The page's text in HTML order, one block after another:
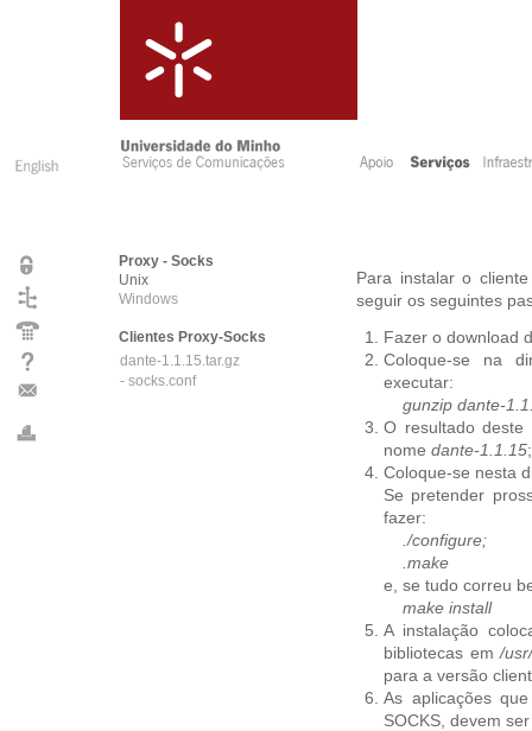
Proxy - Socks
Unix
Windows
Clientes Proxy-Socks
dante-1.1.15.tar.gz
- socks.conf
Para instalar o
seguir os seguintes
Fazer o download
Coloque-se na
executar:
gunzip dante-
O resultado
nome dante-1.1.15;
Coloque-se nesta
Se pretender
fazer:
./configure;
.make
e, se tudo correu
make install
A instalação
bibliotecas em/
para a versão
As aplicações
SOCKS, devem